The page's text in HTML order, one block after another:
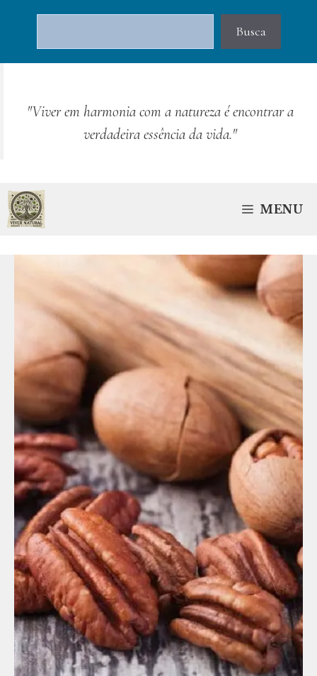
conteúdo
Busca
"Viver em harmonia com a natureza é encontrar a
verdadeira essência da vida."
MENU